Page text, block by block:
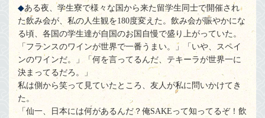
ある夜、学生寮で様々な国から来た留学生同士で開催され
た飲み会が、私の人生観を180度変えた。飲み会が賑やかにな
る頃、各国の学生達が自国のお国自慢で盛り上がっていた。
「フランスのワインが世界で一番うまい。」「いや、スペイ
ンのワインだ。」「何を言ってるんだ、テキーラが世界一に
決まってるだろ。」
私は側から笑って見ていたところ、友人が私に問いかけてき
た。
「仙一、日本には何があるんだ？俺SAKEって知ってるぞ！飲